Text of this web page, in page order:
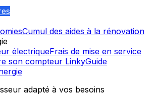
Cumul des aides à la rénovation
électriqueFrais de mise en service
son compteur LinkyGuide
adapté à vos besoins